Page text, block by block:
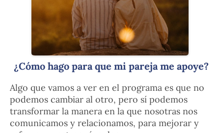
¿Cómo hago para que mi pareja me apoye?
Algo que vamos a ver en el programa es que no
podemos cambiar al otro, pero sí podemos
transformar la manera en la que nosotras nos
comunicamos y relacionamos, para mejorar y